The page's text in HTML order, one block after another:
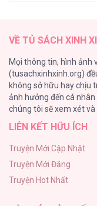
116
Làm vị cứu
113
|END| Định
Phạm Luật
106
VỀ TỦ SÁCH XINH
Mọi thông tin, hình ảnh
(tusachxinhxinh.org)
không sở hữu hay chịu
ảnh hưởng đến cá
chúng tôi sẽ xem xét và
LIÊN KẾT HỮU ÍCH
Truyện Mới Cập Nhật
Truyện Mới Đăng
Truyện Hot Nhất